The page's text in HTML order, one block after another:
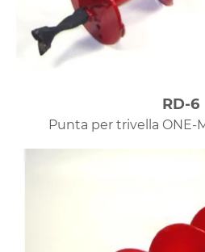
RD-6
Punta per trivella ONE-